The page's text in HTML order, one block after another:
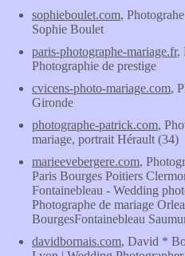
sophieboulet.com,
Sophie Boulet
paris-photographe-mariage.fr,
Photographie de prestige
cvicens-photo-mariage.com,
Gironde
photographe-patrick.com,
mariage, portrait Hérault (34)
marieevebergere.com,
Paris Bourges Poitiers
Fontainebleau - Wedding
Photographe de mariage
BourgesFontainebleau
davidbornais.com, David *